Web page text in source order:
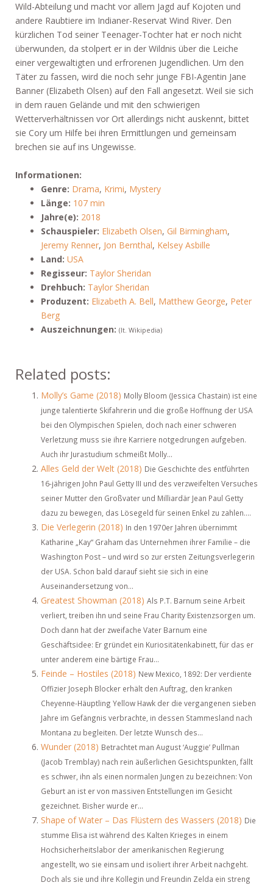
Wild-Abteilung und macht vor allem Jagd auf Kojoten und
andere Raubtiere im Indianer-Reservat Wind River. Den
kürzlichen Tod seiner Teenager-Tochter hat er noch nicht
überwunden, da stolpert er in der Wildnis über die Leiche
einer vergewaltigten und erfrorenen Jugendlichen. Um den
Täter zu fassen, wird die noch sehr junge FBI-Agentin Jane
Banner (Elizabeth Olsen) auf den Fall angesetzt. Weil sie sich
in dem rauen Gelände und mit den schwierigen
Wetterverhältnissen vor Ort allerdings nicht auskennt, bittet
sie Cory um Hilfe bei ihren Ermittlungen und gemeinsam
brechen sie auf ins Ungewisse.
Informationen:
Genre: Drama, Krimi, Mystery
Länge: 107 min
Jahre(e): 2018
Schauspieler: Elizabeth Olsen, Gil Birmingham,
Jeremy Renner, Jon Bernthal, Kelsey Asbille
Land: USA
Regisseur: Taylor Sheridan
Drehbuch: Taylor Sheridan
Produzent: Elizabeth A. Bell, Matthew George, Peter
Berg
Auszeichnungen: (lt. Wikipedia)
Related posts:
Molly’s Game (2018) Molly Bloom (Jessica Chastain) ist eine
junge talentierte Skifahrerin und die große Hoffnung der USA
bei den Olympischen Spielen, doch nach einer schweren
Verletzung muss sie ihre Karriere notgedrungen aufgeben.
Auch ihr Jurastudium schmeißt Molly...
Alles Geld der Welt (2018) Die Geschichte des entführten
16-jährigen John Paul Getty III und des verzweifelten Versuches
seiner Mutter den Großvater und Milliardär Jean Paul Getty
dazu zu bewegen, das Lösegeld für seinen Enkel zu zahlen....
Die Verlegerin (2018) In den 1970er Jahren übernimmt
Katharine „Kay“ Graham das Unternehmen ihrer Familie – die
Washington Post – und wird so zur ersten Zeitungsverlegerin
der USA. Schon bald darauf sieht sie sich in eine
Auseinandersetzung von...
Greatest Showman (2018) Als P.T. Barnum seine Arbeit
verliert, treiben ihn und seine Frau Charity Existenzsorgen um.
Doch dann hat der zweifache Vater Barnum eine
Geschäftsidee: Er gründet ein Kuriositätenkabinett, für das er
unter anderem eine bärtige Frau...
Feinde – Hostiles (2018) New Mexico, 1892: Der verdiente
Offizier Joseph Blocker erhält den Auftrag, den kranken
Cheyenne-Häuptling Yellow Hawk der die vergangenen sieben
Jahre im Gefängnis verbrachte, in dessen Stammesland nach
Montana zu begleiten. Der letzte Wunsch des...
Wunder (2018) Betrachtet man August ‘Auggie’ Pullman
(Jacob Tremblay) nach rein äußerlichen Gesichtspunkten, fällt
es schwer, ihn als einen normalen Jungen zu bezeichnen: Von
Geburt an ist er von massiven Entstellungen im Gesicht
gezeichnet. Bisher wurde er...
Shape of Water – Das Flüstern des Wassers (2018) Die
stumme Elisa ist während des Kalten Krieges in einem
Hochsicherheitslabor der amerikanischen Regierung
angestellt, wo sie einsam und isoliert ihrer Arbeit nachgeht.
Doch als sie und ihre Kollegin und Freundin Zelda ein streng